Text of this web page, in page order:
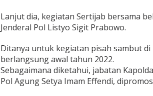
a
m
a
d
I
q
b
Lanjut dia, kegiatan Sertijab bersama
Jenderal Pol Listyo Sigit Prabowo.
Ditanya untuk kegiatan pisah sambut
berlangsung awal tahun 2022.
Sebagaimana diketahui, jabatan
Pol Agung Setya Imam Effendi,